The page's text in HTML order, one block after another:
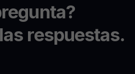
respuestas.